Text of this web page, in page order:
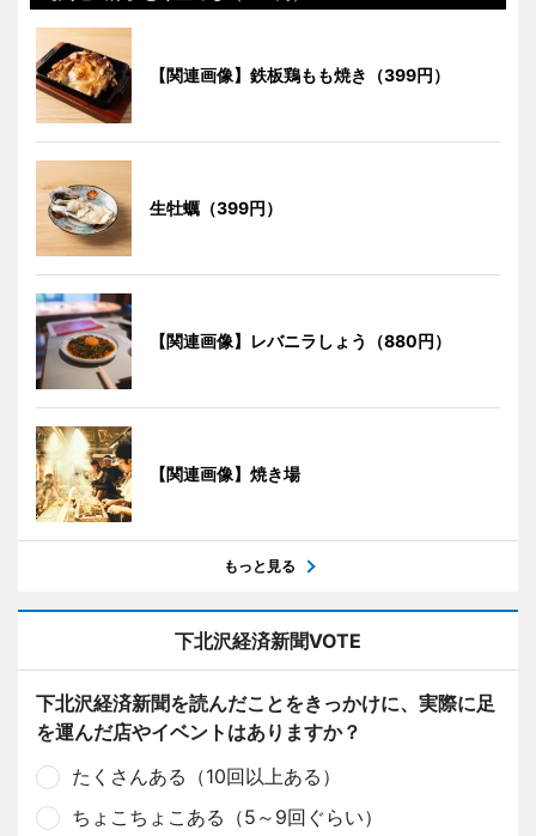
【関連画像】鉄板鶏もも焼き（399円）
生牡蠣（399円）
【関連画像】レバニラしょう（880円）
【関連画像】焼き場
もっと見る
下北沢経済新聞VOTE
下北沢経済新聞を読んだことをきっかけに、実際に足
を運んだ店やイベントはありますか？
たくさんある（10回以上ある）
ちょこちょこある（5～9回ぐらい）